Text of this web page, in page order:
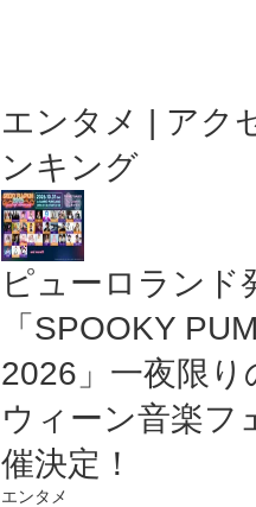
エンタメ | アク
ンキング
ピューロランド
「SPOOKY
2026」一夜限り
ウィーン音楽フ
催決定！
エンタメ